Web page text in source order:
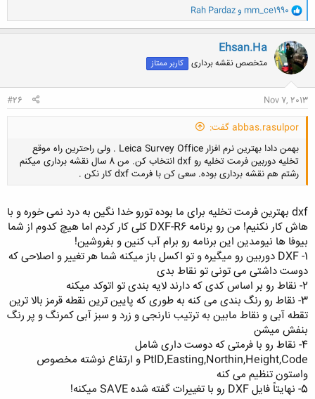
و
ا
ک
ن
ش
ه
ا
mm_ce1990 وRah Pardaz
Ehsan.Ha
متخصص نقشه برداری کاربر ممتاز
Nov 7, 2013
#26
abbas.rasulpor گفت:
بهمن دادا بهترین نرم افزار Leica Survey Office . ولی راحترین راه موقع
تخلیه دوربین فرمت تخلیه رو dxf انتخاب کن. من 8 سال نقشه برداری میکنم
رشتم هم نقشه برداری بوده. سعی کن با فرمت dxf کار نکن .
کلیک کنید تا باز شود...
dxf بهترین فرمت تخلیه برای ما بوده تورو خدا نگین به درد نمی خوره و با
هاش کار نکنیم! من رو برنامه DXF-R6 کلی کار کردم اما هیچ کدوم از شما
بیوفا ها نیومدین این برنامه رو برام آب کنین و بفروشین!
1- DXF دوربین رو میگیره و تو اکسل باز میکنه شما هر تغییر و اصلاحی که
دوست داشتی می تونی تو نقاط بدی
2- نقاط رو بر اساس کدی که دارند لایه بندی تو اتوکد میکنه
3- نقاط رو رنگ بندی می کنه به طوری که پایین ترین نقطه قرمز بالا ترین
تقطه آبی و نقاط مابین به ترتیب نارنجی و زرد و سبز آبی کمرنگ و پر رنگ
بنفش میشن
4- نقاط رو با فرمتی که دوست داری شامل
PtID,Easting,Northin,Height,Code و ارتفاع نوشته مخصوص
واستون تنظیم می کنه
5- نهایتاً فایل DXF رو با تغییرات گفته شده SAVE میکنه!